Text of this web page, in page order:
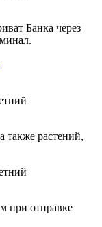
Банка через
также растений,
при отправке